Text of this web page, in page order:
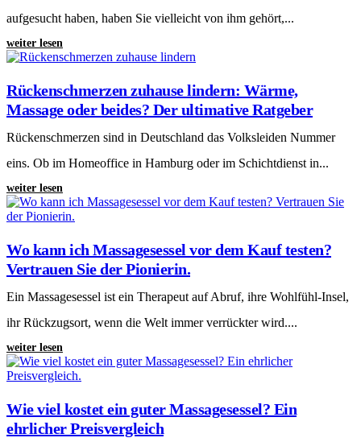
aufgesucht haben, haben Sie vielleicht von ihm gehört,...
weiter lesen
Rückenschmerzen zuhause lindern: Wärme,
Massage oder beides? Der ultimative Ratgeber
Rückenschmerzen sind in Deutschland das Volksleiden Nummer
eins. Ob im Homeoffice in Hamburg oder im Schichtdienst in...
weiter lesen
Wo kann ich Massagesessel vor dem Kauf testen?
Vertrauen Sie der Pionierin.
Ein Massagesessel ist ein Therapeut auf Abruf, ihre Wohlfühl-Insel,
ihr Rückzugsort, wenn die Welt immer verrückter wird....
weiter lesen
Wie viel kostet ein guter Massagesessel? Ein
ehrlicher Preisvergleich